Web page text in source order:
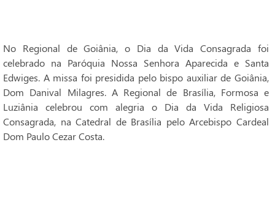
No Regional de Goiânia, o Dia da Vida Consagrada foi
celebrado na Paróquia Nossa Senhora Aparecida e Santa
Edwiges. A missa foi presidida pelo bispo auxiliar de Goiânia,
Dom Danival Milagres. A Regional de Brasília, Formosa e
Luziânia celebrou com alegria o Dia da Vida Religiosa
Consagrada, na Catedral de Brasília pelo Arcebispo Cardeal
Dom Paulo Cezar Costa.